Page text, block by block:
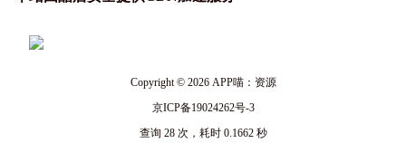
Copyright © 2026APP喵：资源
京ICP备19024262号-3
查询 28 次，耗时 0.1662 秒